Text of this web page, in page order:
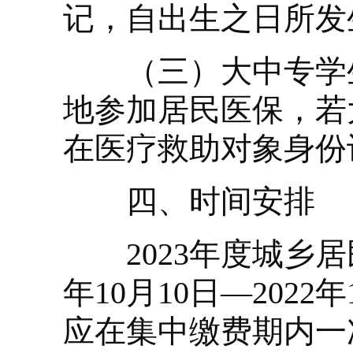
记，自出生之日所
（三）大中专学
地参加居民医保，
在医疗救助对象身
四、时间安排
2023年度城乡居
年10月10日—2022
应在集中缴费期内